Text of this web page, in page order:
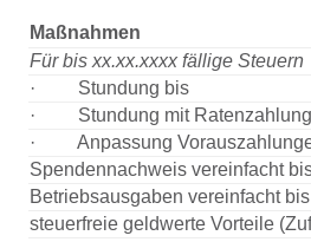
Maßnahmen
Für bis xx.xx.xxxx fällige Steuern
· Stundung bis
· Stundung mit Ratenzahlung
· Anpassung
Spendennachweis vereinfacht
Betriebsausgaben vereinfacht bis
steuerfreie geldwerte Vorteile